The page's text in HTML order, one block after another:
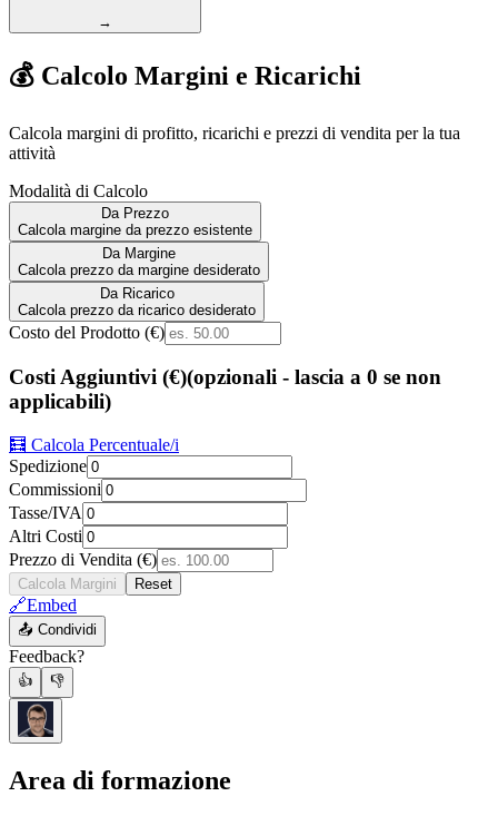
→
💰 Calcolo Margini e Ricarichi
Calcola margini di profitto, ricarichi e prezzi di vendita per la tua
attività
Modalità di Calcolo
Da Prezzo
Calcola margine da prezzo esistente
Da Margine
Calcola prezzo da margine desiderato
Da Ricarico
Calcola prezzo da ricarico desiderato
Costo del Prodotto (€)
Costi Aggiuntivi (€)(opzionali - lascia a 0 se non
applicabili)
🧮 Calcola Percentuale/i
Spedizione
Commissioni
Tasse/IVA
Altri Costi
Prezzo di Vendita (€)
Calcola Margini Reset
🔗Embed
📤 Condividi
Feedback?
👍 👎
Area di formazione